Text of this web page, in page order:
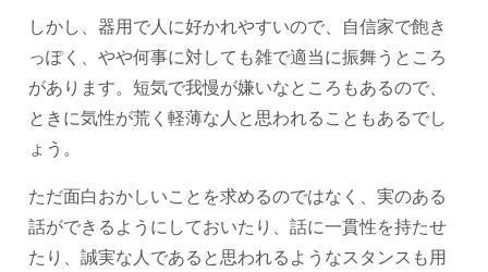
しかし、器用で人に好かれやすいので、自信家で飽き
っぽく、やや何事に対しても雑で適当に振舞うところ
があります。短気で我慢が嫌いなところもあるので、
ときに気性が荒く軽薄な人と思われることもあるでし
ょう。
ただ面白おかしいことを求めるのではなく、実のある
話ができるようにしておいたり、話に一貫性を持たせ
たり、誠実な人であると思われるようなスタンスも用